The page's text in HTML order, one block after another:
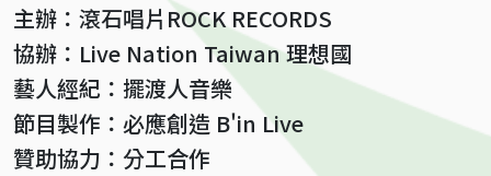
主辦：滾石唱片ROCK RECORDS
協辦：Live Nation Taiwan 理想國
藝人經紀：擺渡人音樂
節目製作：必應創造 B'in Live
贊助協力：分工合作